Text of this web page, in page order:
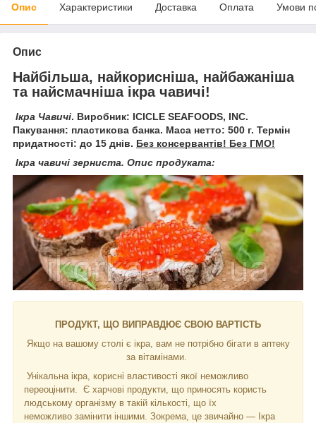
Опис Характеристики Доставка Оплата Умови
Опис
Найбільша, найкорисніша, найбажаніша
та найсмачніша ікра чавичі!
Ікра Чавичі. Виробник: ICICLE SEAFOODS, INC.
Пакування: пластикова банка. Маса нетто: 500 г. Термін
придатності: до 15 днів. Без консервантів! Без ГМО!
Ікра чавичі зерниста. Опис продуката:
ПРОДУКТ, ЩО ВИПРАВДЮЄ СВОЮ ВАРТІСТЬ
Якщо на вашому столі є ікра, вам не потрібно бігати в аптеку
за вітамінами.
Унікальна ікра, корисні властивості якої неможливо
переоцінити. Є харчові продукти, що приносять користь
людському організму в такій кількості, що їх
неможливо замінити іншими. Зокрема, це звичайно — Ікра